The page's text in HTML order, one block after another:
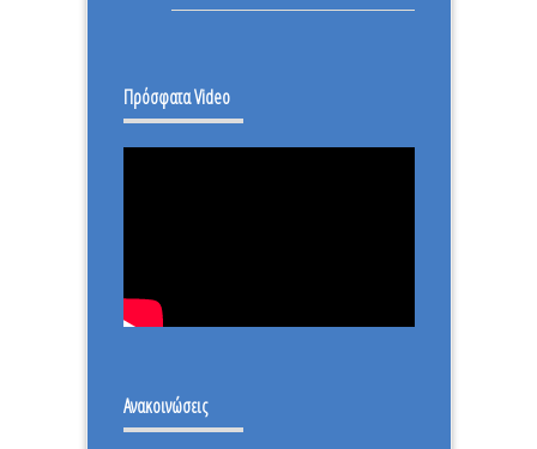
ΕΠΑΝΑΣΤΑΣΗ
Πρόσφατα Video
Ανακοινώσεις